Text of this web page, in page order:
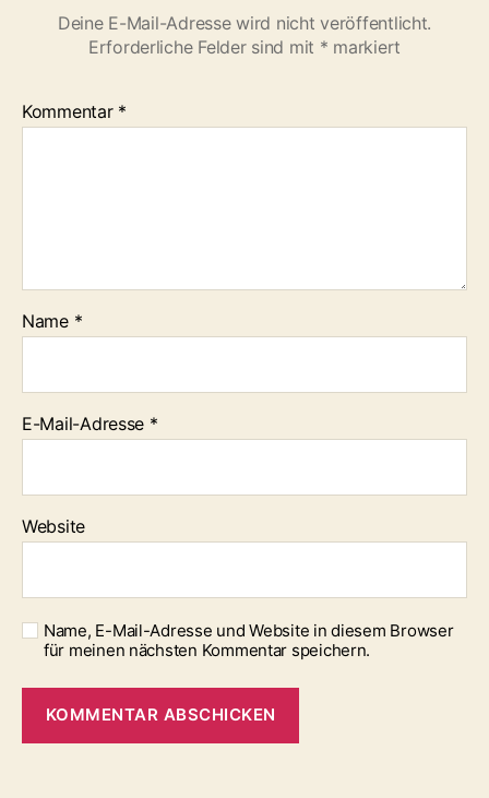
Deine E-Mail-Adresse wird nicht veröffentlicht.
Erforderliche Felder sind mit * markiert
Kommentar *
Name *
E-Mail-Adresse *
Website
Name, E-Mail-Adresse und Website in diesem Browser
für meinen nächsten Kommentar speichern.